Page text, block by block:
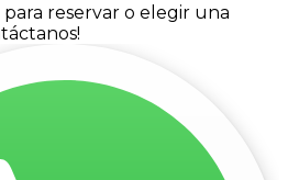
para reservar o elegir una